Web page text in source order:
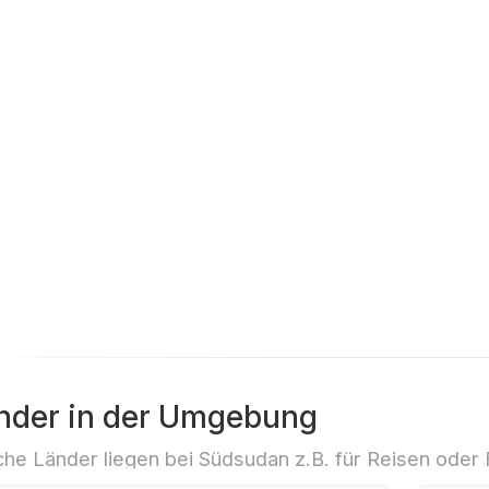
in der Umgebung
Länder liegen bei Südsudan z.B. für Reisen oder